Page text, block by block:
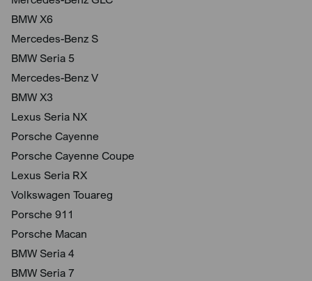
BMW X6
Mercedes-Benz S
BMW Seria 5
Mercedes-Benz V
BMW X3
Lexus Seria NX
Porsche Cayenne
Porsche Cayenne Coupe
Lexus Seria RX
Volkswagen Touareg
Porsche 911
Porsche Macan
BMW Seria 4
BMW Seria 7